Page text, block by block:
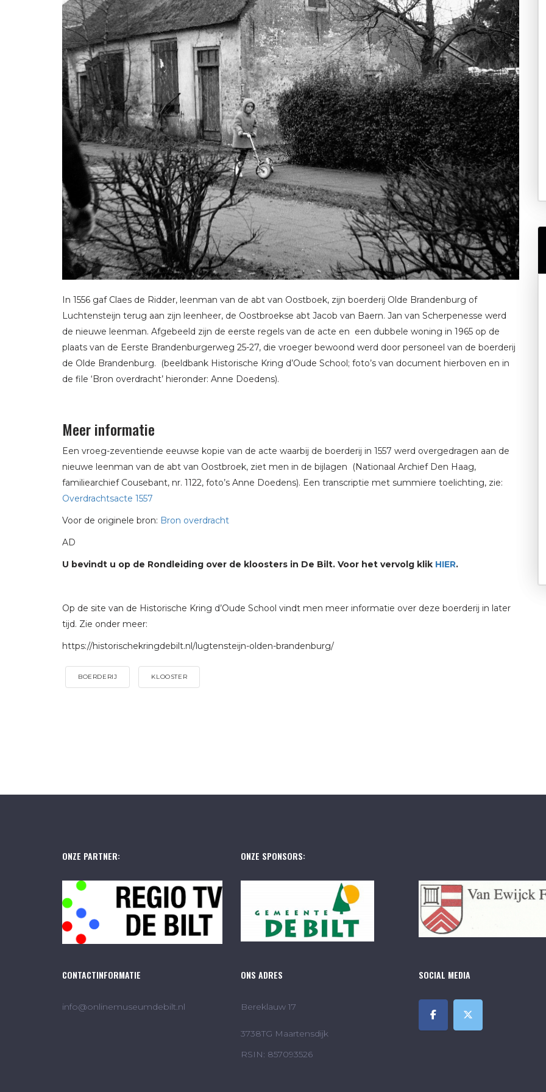
In 1556 gaf Claes de Ridder, leenman van de abt van Oostboek, zijn boerderij Olde Brandenburg of
Luchtensteijn terug aan zijn leenheer, de Oostbroekse abt Jacob van Baern. Jan van Scherpenesse werd
de nieuwe leenman. Afgebeeld zijn de eerste regels van de acte en een dubbele woning in 1965 op de
plaats van de Eerste Brandenburgerweg 25-27, die vroeger bewoond werd door personeel van de boerderij
de Olde Brandenburg. (beeldbank Historische Kring d’Oude School; foto’s van document hierboven en in
de file ‘Bron overdracht’ hieronder: Anne Doedens).
Meer informatie
Een vroeg-zeventiende eeuwse kopie van de acte waarbij de boerderij in 1557 werd overgedragen aan de
nieuwe leenman van de abt van Oostbroek, ziet men in de bijlagen (Nationaal Archief Den Haag,
familiearchief Cousebant, nr. 1122, foto’s Anne Doedens). Een transcriptie met summiere toelichting, zie:
Overdrachtsacte 1557
Voor de originele bron: Bron overdracht
AD
U bevindt u op de Rondleiding over de kloosters in De Bilt. Voor het vervolg klik HIER.
Op de site van de Historische Kring d’Oude School vindt men meer informatie over deze boerderij in later
tijd. Zie onder meer:
https://historischekringdebilt.nl/lugtensteijn-olden-brandenburg/
BOERDERIJ KLOOSTER
ONZE PARTNER: ONZE SPONSORS:
CONTACTINFORMATIE
info@onlinemuseumdebilt.nl
ONS ADRES
Bereklauw 17
3738TG Maartensdijk
RSIN: 857093526
SOCIAL MEDIA